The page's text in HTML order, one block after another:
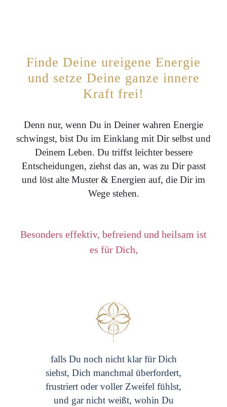
Finde Deine ureigene Energie
und setze Deine ganze innere
Kraft frei!
Denn nur, wenn Du in Deiner wahren Energie
schwingst, bist Du im Einklang mit Dir selbst und
Deinem Leben. Du triffst leichter bessere
Entscheidungen, ziehst das an, was zu Dir passt
und löst alte Muster & Energien auf, die Dir im
Wege stehen.
Besonders effektiv, befreiend und heilsam ist
es für Dich,
falls Du noch nicht klar für Dich
siehst, Dich manchmal überfordert,
frustriert oder voller Zweifel fühlst,
und gar nicht weißt, wohin Du